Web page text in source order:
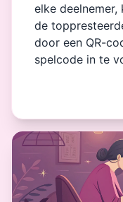
elke
de
door een QR-
spelcode in te